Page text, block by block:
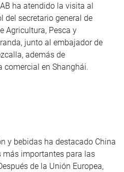
ha atendido la visita al
del secretario general de
Agricultura, Pesca y
junto al embajador de
además de
comercial en Shanghái.
y bebidas ha destacado China
más importantes para las
de la Unión Europea,